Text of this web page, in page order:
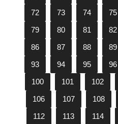
72
73 74 75
79
80 81 82
86
87 88 89
93
94 95 96
100
101 102
106
107 108
112
113 114